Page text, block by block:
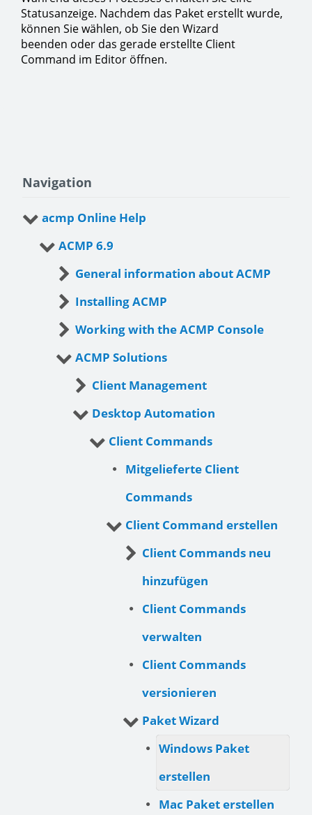
Statusanzeige. Nachdem das Paket erstellt wurde,
können Sie wählen, ob Sie den Wizard
beenden oder das gerade erstellte Client
Command im Editor öffnen.
Navigation
acmp Online Help
ACMP 6.9
General information about ACMP
Installing ACMP
Working with the ACMP Console
ACMP Solutions
Client Management
Desktop Automation
Client Commands
Mitgelieferte Client
Commands
Client Command erstellen
Client Commands neu
hinzufügen
Client Commands
verwalten
Client Commands
versionieren
Paket Wizard
Windows Paket
erstellen
Mac Paket erstellen